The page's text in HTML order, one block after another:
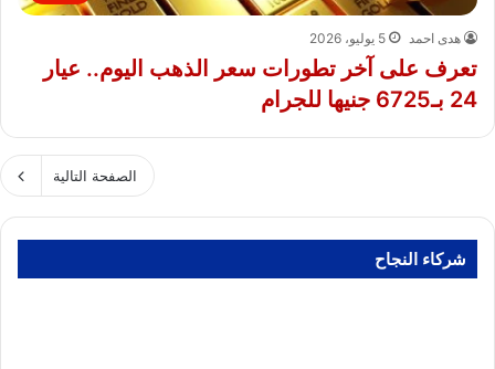
هدى احمد 5 يوليو، 2026
تعرف على آخر تطورات سعر الذهب اليوم.. عيار
24 بـ6725 جنيها للجرام
الصفحة التالية
شركاء النجاح